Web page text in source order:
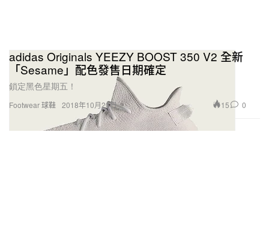
Footwear 球鞋
adidas Originals YEEZY BOOST 350 V2 全新
「Sesame」配色發售日期確定
鎖定黑色星期五！
2018年10月20日 15 0